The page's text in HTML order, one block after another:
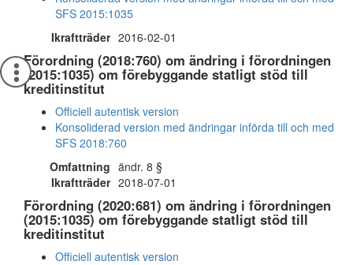
SFS 2015:1035
Ikraftträder 2016-02-01
Förordning (2018:760) om ändring i förordningen
(2015:1035) om förebyggande statligt stöd till
kreditinstitut
Officiell autentisk version
Konsoliderad version med ändringar införda till och med
SFS 2018:760
Omfattning ändr. 8 §
Ikraftträder 2018-07-01
Förordning (2020:681) om ändring i förordningen
(2015:1035) om förebyggande statligt stöd till
kreditinstitut
Officiell autentisk version